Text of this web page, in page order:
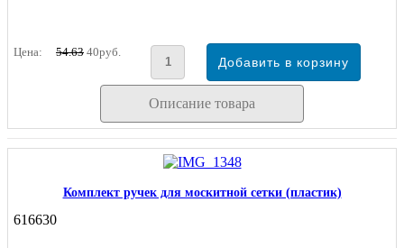
Цена: 54.63 40руб.
Описание товара
Комплект ручек для москитной сетки (пластик)
616630